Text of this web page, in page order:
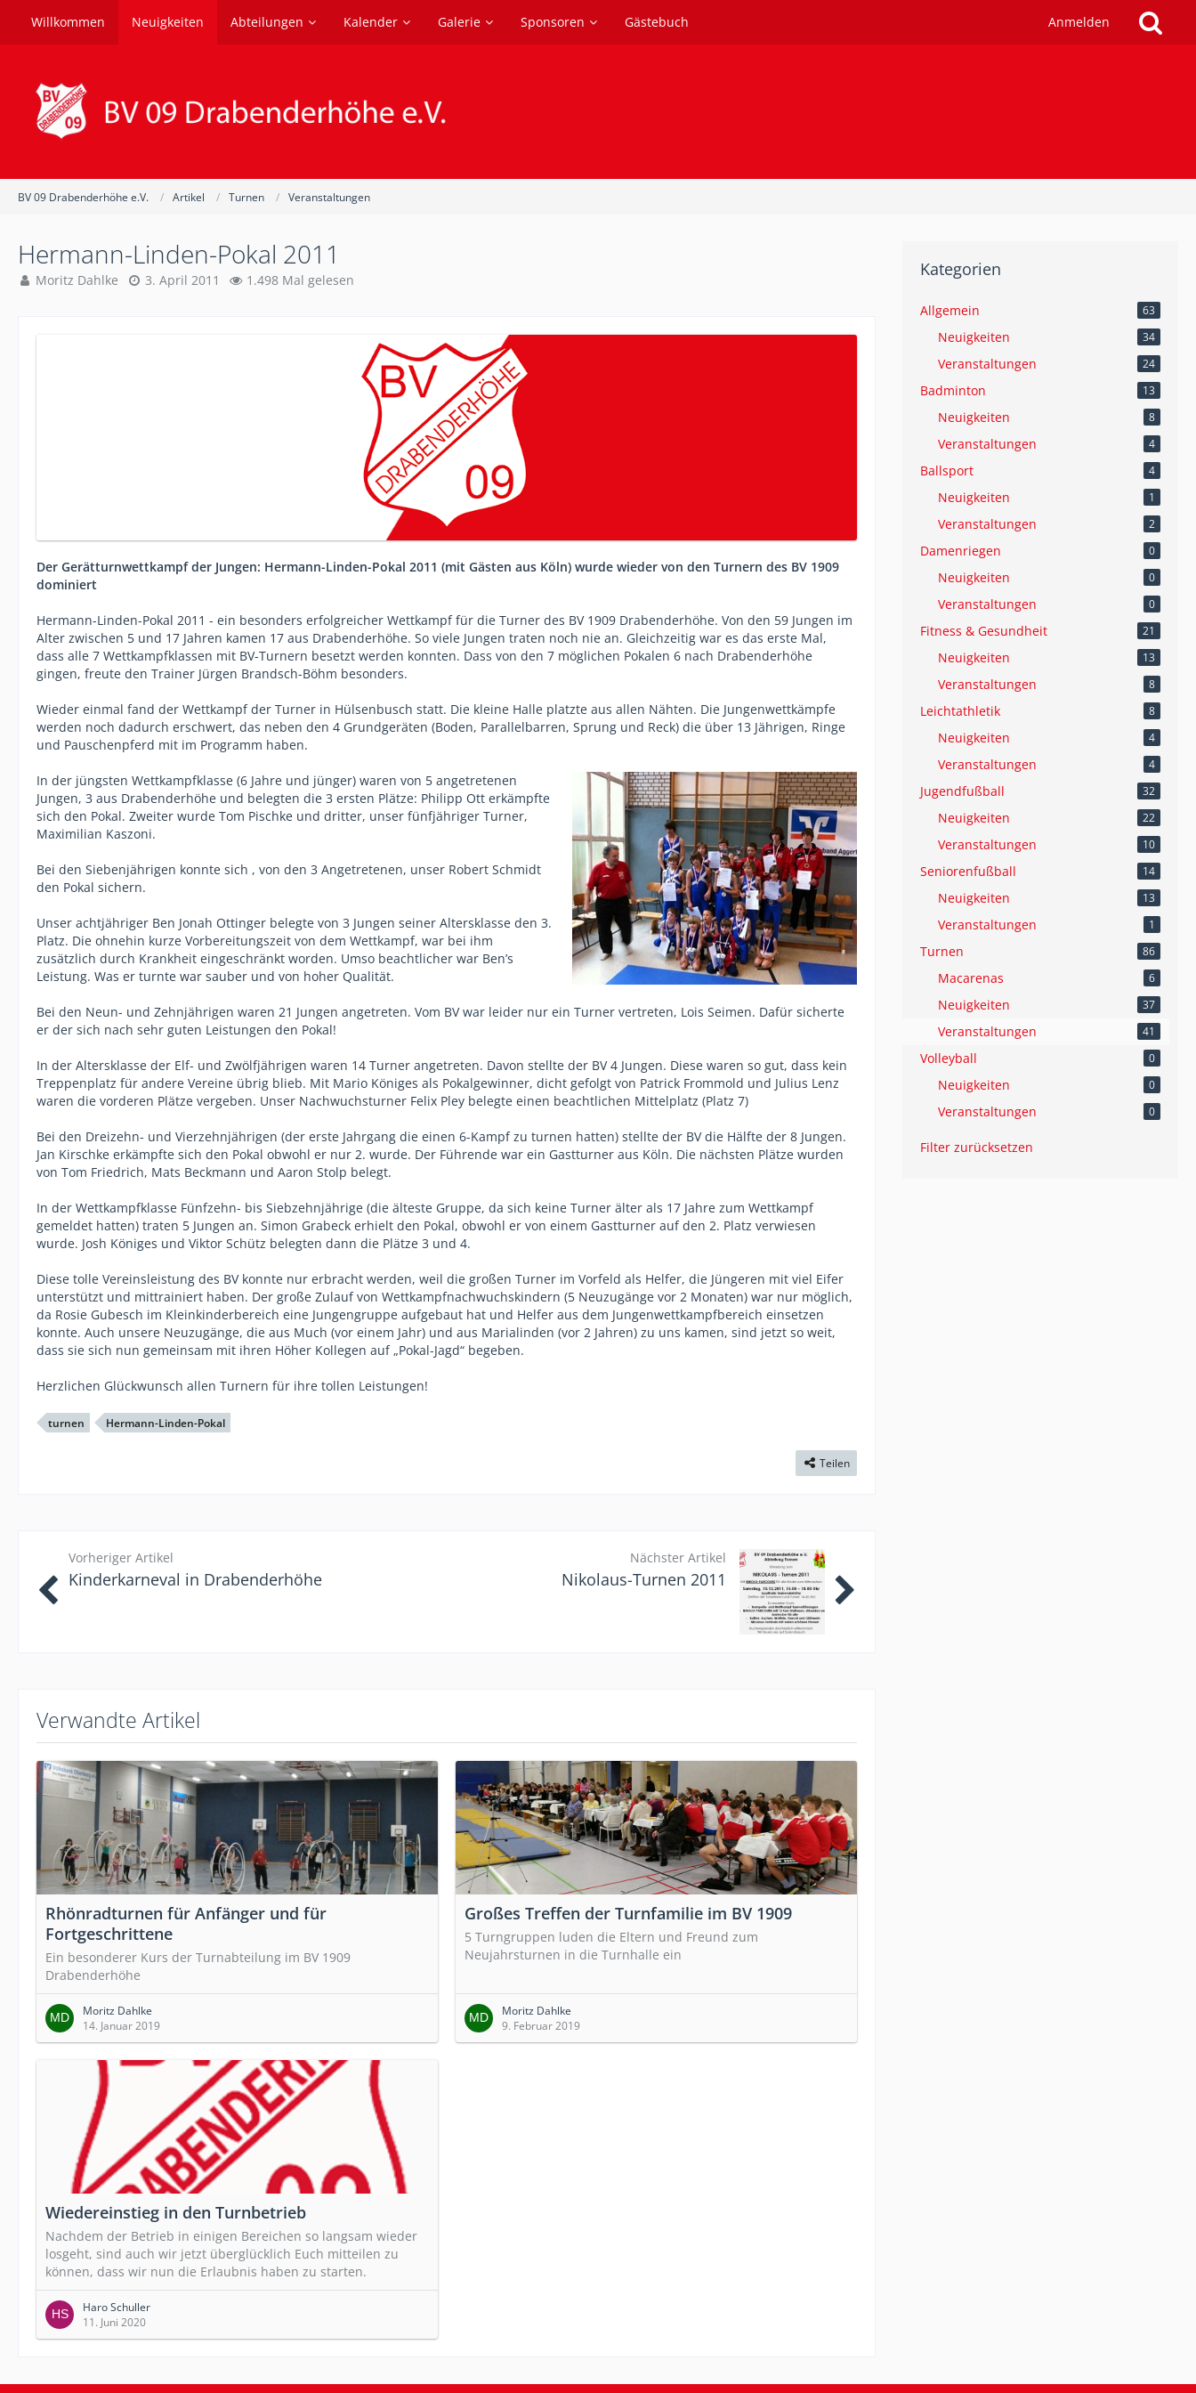
Willkommen Neuigkeiten Abteilungen Kalender Galerie Sponsoren Gästebuch Anmelden
BV 09 Drabenderhöhe e.V. Artikel Turnen Veranstaltungen
Hermann-Linden-Pokal 2011
Moritz Dahlke 3. April 2011 1.498 Mal gelesen
Der Gerätturnwettkampf der Jungen: Hermann-Linden-Pokal 2011 (mit Gästen aus Köln) wurde wieder von den Turnern des BV 1909
dominiert
Hermann-Linden-Pokal 2011 - ein besonders erfolgreicher Wettkampf für die Turner des BV 1909 Drabenderhöhe. Von den 59 Jungen im
Alter zwischen 5 und 17 Jahren kamen 17 aus Drabenderhöhe. So viele Jungen traten noch nie an. Gleichzeitig war es das erste Mal,
dass alle 7 Wettkampfklassen mit BV-Turnern besetzt werden konnten. Dass von den 7 möglichen Pokalen 6 nach Drabenderhöhe
gingen, freute den Trainer Jürgen Brandsch-Böhm besonders.
Wieder einmal fand der Wettkampf der Turner in Hülsenbusch statt. Die kleine Halle platzte aus allen Nähten. Die Jungenwettkämpfe
werden noch dadurch erschwert, das neben den 4 Grundgeräten (Boden, Parallelbarren, Sprung und Reck) die über 13 Jährigen, Ringe
und Pauschenpferd mit im Programm haben.
In der jüngsten Wettkampfklasse (6 Jahre und jünger) waren von 5 angetretenen
Jungen, 3 aus Drabenderhöhe und belegten die 3 ersten Plätze: Philipp Ott erkämpfte
sich den Pokal. Zweiter wurde Tom Pischke und dritter, unser fünfjähriger Turner,
Maximilian Kaszoni.
Bei den Siebenjährigen konnte sich , von den 3 Angetretenen, unser Robert Schmidt
den Pokal sichern.
Unser achtjähriger Ben Jonah Ottinger belegte von 3 Jungen seiner Altersklasse den 3.
Platz. Die ohnehin kurze Vorbereitungszeit von dem Wettkampf, war bei ihm
zusätzlich durch Krankheit eingeschränkt worden. Umso beachtlicher war Ben’s
Leistung. Was er turnte war sauber und von hoher Qualität.
Bei den Neun- und Zehnjährigen waren 21 Jungen angetreten. Vom BV war leider nur ein Turner vertreten, Lois Seimen. Dafür sicherte
er der sich nach sehr guten Leistungen den Pokal!
In der Altersklasse der Elf- und Zwölfjährigen waren 14 Turner angetreten. Davon stellte der BV 4 Jungen. Diese waren so gut, dass kein
Treppenplatz für andere Vereine übrig blieb. Mit Mario Königes als Pokalgewinner, dicht gefolgt von Patrick Frommold und Julius Lenz
waren die vorderen Plätze vergeben. Unser Nachwuchsturner Felix Pley belegte einen beachtlichen Mittelplatz (Platz 7)
Bei den Dreizehn- und Vierzehnjährigen (der erste Jahrgang die einen 6-Kampf zu turnen hatten) stellte der BV die Hälfte der 8 Jungen.
Jan Kirschke erkämpfte sich den Pokal obwohl er nur 2. wurde. Der Führende war ein Gastturner aus Köln. Die nächsten Plätze wurden
von Tom Friedrich, Mats Beckmann und Aaron Stolp belegt.
In der Wettkampfklasse Fünfzehn- bis Siebzehnjährige (die älteste Gruppe, da sich keine Turner älter als 17 Jahre zum Wettkampf
gemeldet hatten) traten 5 Jungen an. Simon Grabeck erhielt den Pokal, obwohl er von einem Gastturner auf den 2. Platz verwiesen
wurde. Josh Königes und Viktor Schütz belegten dann die Plätze 3 und 4.
Diese tolle Vereinsleistung des BV konnte nur erbracht werden, weil die großen Turner im Vorfeld als Helfer, die Jüngeren mit viel Eifer
unterstützt und mittrainiert haben. Der große Zulauf von Wettkampfnachwuchskindern (5 Neuzugänge vor 2 Monaten) war nur möglich,
da Rosie Gubesch im Kleinkinderbereich eine Jungengruppe aufgebaut hat und Helfer aus dem Jungenwettkampfbereich einsetzen
konnte. Auch unsere Neuzugänge, die aus Much (vor einem Jahr) und aus Marialinden (vor 2 Jahren) zu uns kamen, sind jetzt so weit,
dass sie sich nun gemeinsam mit ihren Höher Kollegen auf „Pokal-Jagd“ begeben.
Herzlichen Glückwunsch allen Turnern für ihre tollen Leistungen!
turnen Hermann-Linden-Pokal
Teilen
Vorheriger Artikel
Kinderkarneval in Drabenderhöhe
Nächster Artikel
Nikolaus-Turnen 2011
Verwandte Artikel
Rhönradturnen für Anfänger und für
Fortgeschrittene
Ein besonderer Kurs der Turnabteilung im BV 1909
Drabenderhöhe
Moritz Dahlke
14. Januar 2019
Großes Treffen der Turnfamilie im BV 1909
5 Turngruppen luden die Eltern und Freund zum
Neujahrsturnen in die Turnhalle ein
Moritz Dahlke
9. Februar 2019
Wiedereinstieg in den Turnbetrieb
Nachdem der Betrieb in einigen Bereichen so langsam wieder
losgeht, sind auch wir jetzt überglücklich Euch mitteilen zu
können, dass wir nun die Erlaubnis haben zu starten.
Haro Schuller
11. Juni 2020
Kategorien
Allgemein 63
Neuigkeiten 34
Veranstaltungen 24
Badminton 13
Neuigkeiten 8
Veranstaltungen 4
Ballsport 4
Neuigkeiten 1
Veranstaltungen 2
Damenriegen 0
Neuigkeiten 0
Veranstaltungen 0
Fitness & Gesundheit 21
Neuigkeiten 13
Veranstaltungen 8
Leichtathletik 8
Neuigkeiten 4
Veranstaltungen 4
Jugendfußball 32
Neuigkeiten 22
Veranstaltungen 10
Seniorenfußball 14
Neuigkeiten 13
Veranstaltungen 1
Turnen 86
Macarenas 6
Neuigkeiten 37
Veranstaltungen 41
Volleyball 0
Neuigkeiten 0
Veranstaltungen 0
Filter zurücksetzen